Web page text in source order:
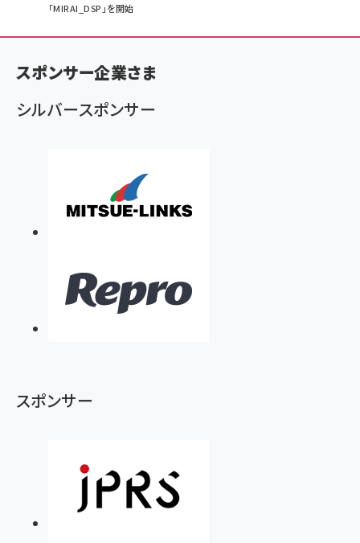
く
ず
「MIRAI_DSP」を開始
スポンサー企業さま
シルバースポンサー
スポンサー